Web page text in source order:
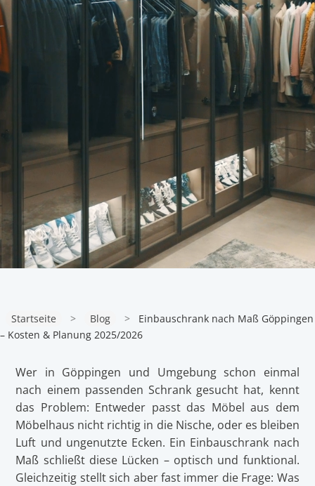
Startseite > Blog >
Einbauschrank nach Maß Göppingen
– Kosten & Planung 2025/2026
Wer in Göppingen und Umgebung schon einmal
nach einem passenden Schrank gesucht hat, kennt
das Problem: Entweder passt das Möbel aus dem
Möbelhaus nicht richtig in die Nische, oder es bleiben
Luft und ungenutzte Ecken. Ein Einbauschrank nach
Maß schließt diese Lücken – optisch und funktional.
Gleichzeitig stellt sich aber fast immer die Frage: Was